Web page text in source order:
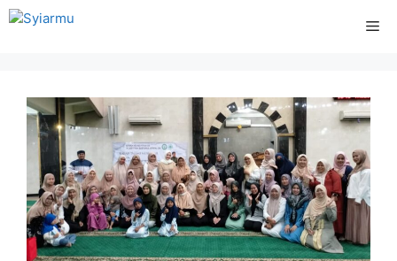
Langsung